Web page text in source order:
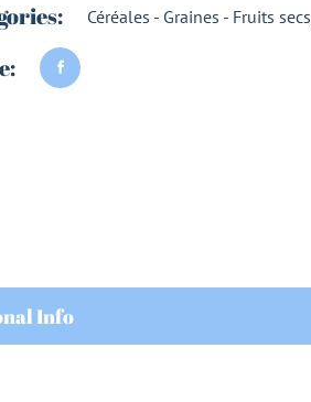
Céréales - Graines - Fruits secs
Info